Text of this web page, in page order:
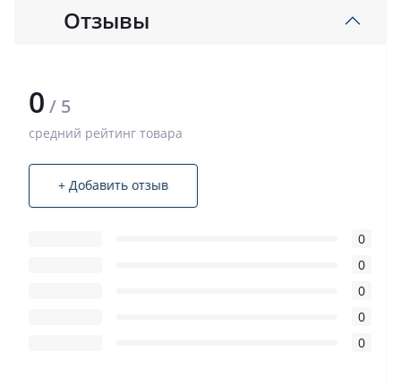
Отзывы
0 / 5
средний рейтинг товара
+ Добавить отзыв
0
0
0
0
0